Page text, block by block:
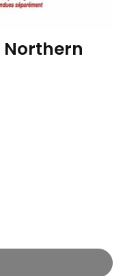
Northern